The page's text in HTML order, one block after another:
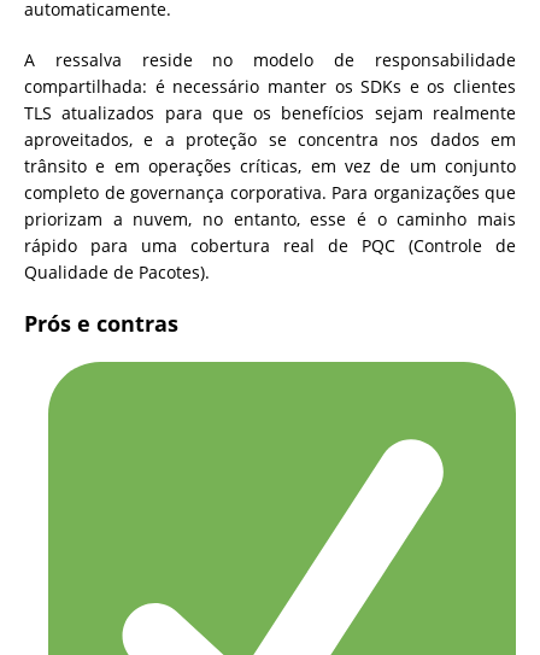
automaticamente.
A ressalva reside no modelo de responsabilidade
compartilhada: é necessário manter os SDKs e os clientes
TLS atualizados para que os benefícios sejam realmente
aproveitados, e a proteção se concentra nos dados em
trânsito e em operações críticas, em vez de um conjunto
completo de governança corporativa. Para organizações que
priorizam a nuvem, no entanto, esse é o caminho mais
rápido para uma cobertura real de PQC (Controle de
Qualidade de Pacotes).
Prós e contras